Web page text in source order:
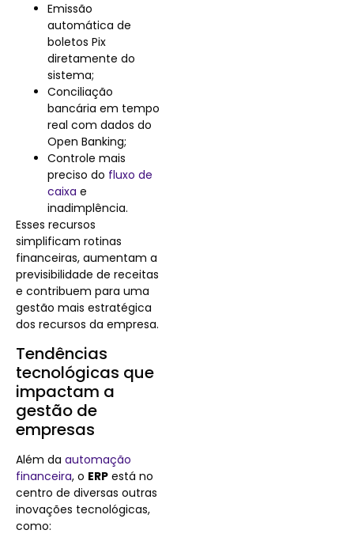
Emissão
automática de
boletos Pix
diretamente do
sistema;
Conciliação
bancária em tempo
real com dados do
Open Banking;
Controle mais
preciso do fluxo de
caixa e
inadimplência.
Esses recursos
simplificam rotinas
financeiras, aumentam a
previsibilidade de receitas
e contribuem para uma
gestão mais estratégica
dos recursos da empresa.
Tendências
tecnológicas que
impactam a
gestão de
empresas
Além da automação
financeira, o ERP está no
centro de diversas outras
inovações tecnológicas,
como: